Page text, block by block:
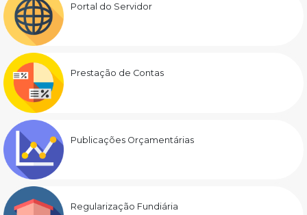
Portal do Servidor
Prestação de Contas
Publicações Orçamentárias
Regularização Fundiária